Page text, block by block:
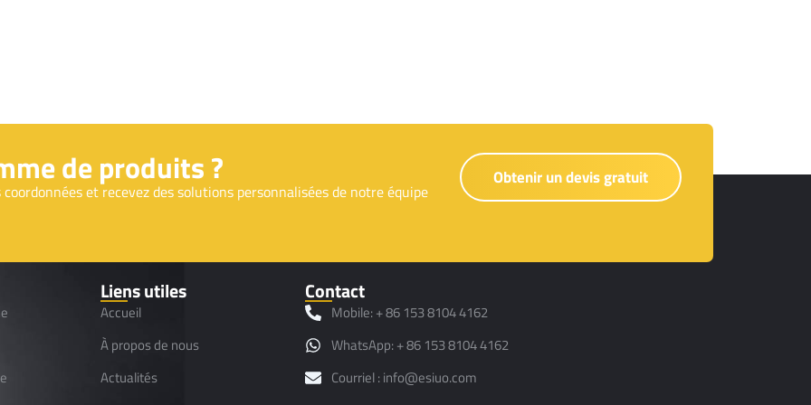
de produits ?
et recevez des solutions personnalisées de notre équipe
Obtenir un devis gratuit
Liens utiles
Accueil
À propos de nous
Actualités
Contact
Mobile: + 86 153 8104 4162
WhatsApp: + 86 153 8104 4162
Courriel : info@esiuo.com